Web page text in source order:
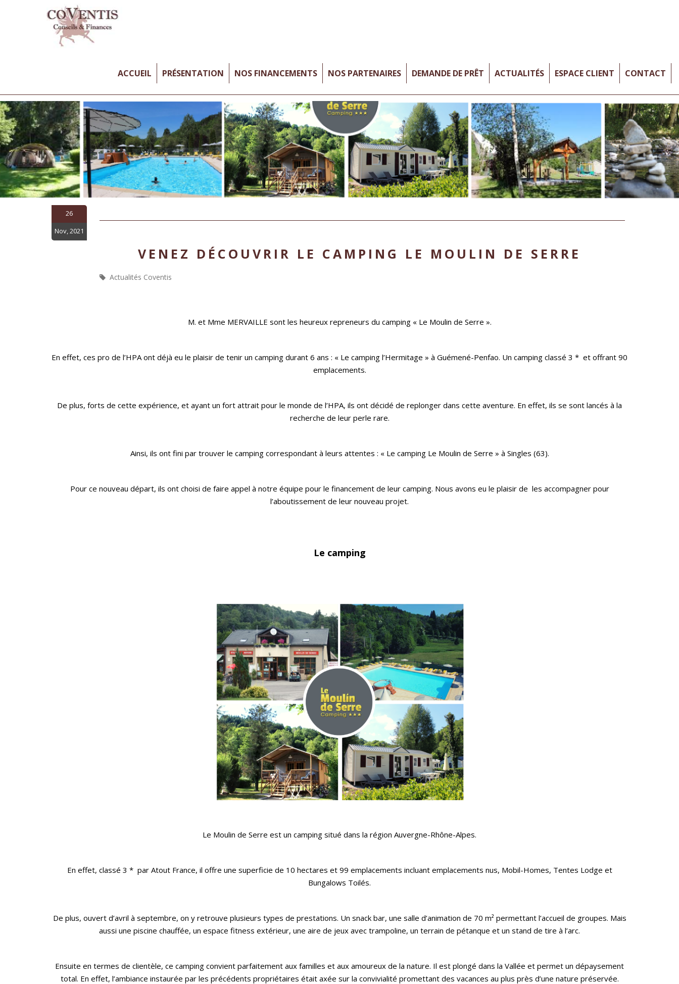
ACCUEIL PRÉSENTATION NOS FINANCEMENTS NOS PARTENAIRES DEMANDE DE PRÊT ACTUALITÉS ESPACE CLIENT CONTACT
26
Nov, 2021
VENEZ DÉCOUVRIR LE CAMPING LE MOULIN DE SERRE
Actualités Coventis
M. et Mme MERVAILLE sont les heureux repreneurs du camping « Le Moulin de Serre ».
En effet, ces pro de l’HPA ont déjà eu le plaisir de tenir un camping durant 6 ans : « Le camping l’Hermitage » à Guémené-Penfao. Un camping classé 3 * et offrant 90
emplacements.
De plus, forts de cette expérience, et ayant un fort attrait pour le monde de l’HPA, ils ont décidé de replonger dans cette aventure. En effet, ils se sont lancés à la
recherche de leur perle rare.
Ainsi, ils ont fini par trouver le camping correspondant à leurs attentes : « Le camping Le Moulin de Serre » à Singles (63).
Pour ce nouveau départ, ils ont choisi de faire appel à notre équipe pour le financement de leur camping. Nous avons eu le plaisir de les accompagner pour
l’aboutissement de leur nouveau projet.
Le camping
Le Moulin de Serre est un camping situé dans la région Auvergne-Rhône-Alpes.
En effet, classé 3 * par Atout France, il offre une superficie de 10 hectares et 99 emplacements incluant emplacements nus, Mobil-Homes, Tentes Lodge et
Bungalows Toilés.
De plus, ouvert d’avril à septembre, on y retrouve plusieurs types de prestations. Un snack bar, une salle d’animation de 70 m² permettant l’accueil de groupes. Mais
aussi une piscine chauffée, un espace fitness extérieur, une aire de jeux avec trampoline, un terrain de pétanque et un stand de tire à l’arc.
Ensuite en termes de clientèle, ce camping convient parfaitement aux familles et aux amoureux de la nature. Il est plongé dans la Vallée et permet un dépaysement
total. En effet, l’ambiance instaurée par les précédents propriétaires était axée sur la convivialité promettant des vacances au plus près d’une nature préservée.